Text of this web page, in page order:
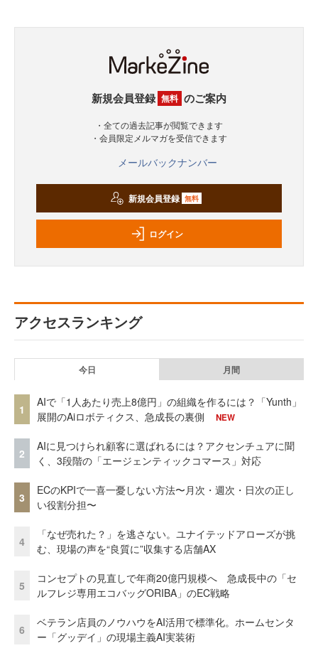
新規会員登録 無料 のご案内
・全ての過去記事が閲覧できます
・会員限定メルマガを受信できます
メールバックナンバー
新規会員登録 無料
ログイン
アクセスランキング
今日 月間
1
AIで「1人あたり売上8億円」の組織を作るには？「Yunth」
展開のAiロボティクス、急成長の裏側
NEW
2
AIに見つけられ顧客に選ばれるには？アクセンチュアに聞
く、3段階の「エージェンティックコマース」対応
3
ECのKPIで一喜一憂しない方法〜月次・週次・日次の正し
い役割分担〜
4
「なぜ売れた？」を逃さない。ユナイテッドアローズが挑
む、現場の声を“良質に”収集する店舗AX
5
コンセプトの見直しで年商20億円規模へ 急成長中の「セ
ルフレジ専用エコバッグORIBA」のEC戦略
6
ベテラン店員のノウハウをAI活用で標準化。ホームセンタ
ー「グッデイ」の現場主義AI実装術